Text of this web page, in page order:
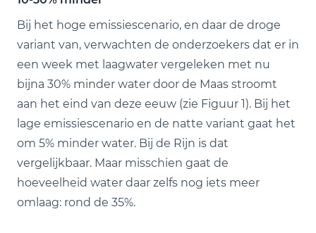
Bij het hoge emissiescenario, en daar de droge
variant van, verwachten de onderzoekers dat er in
een week met laagwater vergeleken met nu
bijna 30% minder water door de Maas stroomt
aan het eind van deze eeuw (zie Figuur 1). Bij het
lage emissiescenario en de natte variant gaat het
om 5% minder water. Bij de Rijn is dat
vergelijkbaar. Maar misschien gaat de
hoeveelheid water daar zelfs nog iets meer
omlaag: rond de 35%.